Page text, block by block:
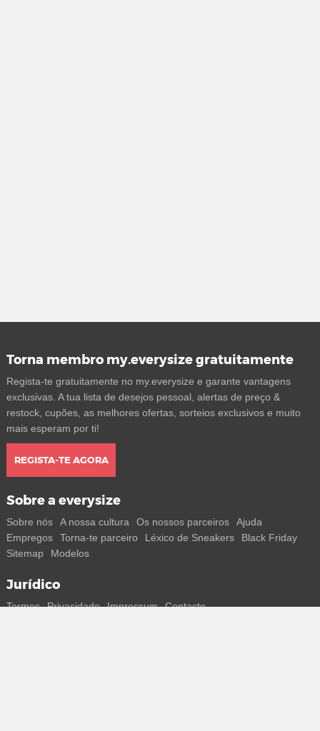
Torna membro my.everysize gratuitamente
Regista-te gratuitamente no my.everysize e garante vantagens
exclusivas. A tua lista de desejos pessoal, alertas de preço &
restock, cupões, as melhores ofertas, sorteios exclusivos e muito
mais esperam por ti!
REGISTA-TE AGORA
Sobre a everysize
Sobre nós A nossa cultura Os nossos parceiros
Ajuda
Empregos
Torna-te parceiro Léxico de Sneakers
Black Friday
Sitemap
Modelos
Jurídico
Termos Privacidade Impressum Contacto